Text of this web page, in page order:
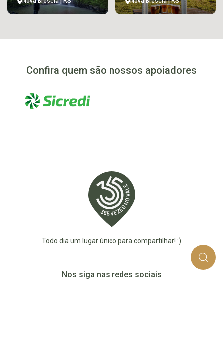
Confira quem são nossos apoiadores
Todo dia um lugar único para compartilhar! :)
Nos siga nas redes sociais